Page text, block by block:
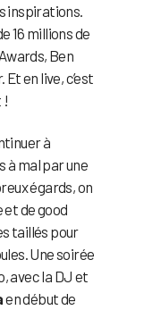
inspirations.
16 millions de
Ben
en live, c’est
!
à
à mal par une
égards, on
et de good
taillés pour
Une soirée
avec la DJ et
en début de